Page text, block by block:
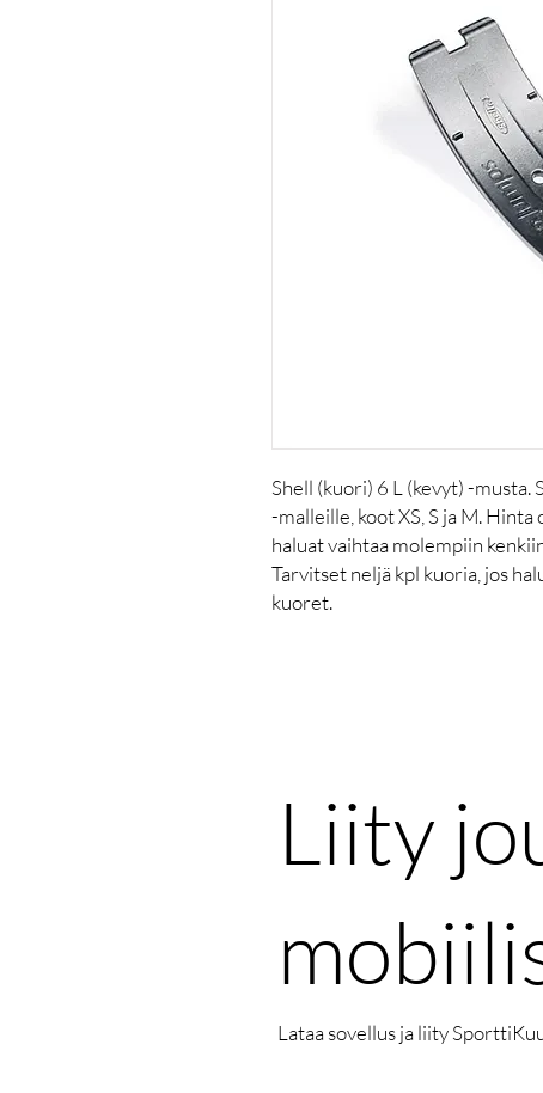
Shell (kuori) 6 L (kevyt) -musta.
-malleille, koot XS, S ja M.
haluat vaihtaa molempiin
Tarvitset neljä kpl kuoria, jos
kuoret.
Liity
Lataa sovellus ja liity